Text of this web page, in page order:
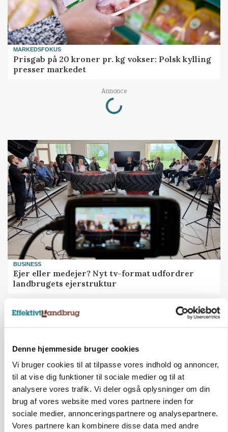
Denne hjemmeside bruger cookies
Vi bruger cookies til at tilpasse vores indhold og annoncer,
til at vise dig funktioner til sociale medier og til at
analysere vores trafik. Vi deler også oplysninger om din
brug af vores website med vores partnere inden for
sociale medier, annonceringspartnere og analysepartnere.
Vores partnere kan kombinere disse data med andre
MARKEDSFOKUS
Prisgab på 20 kroner pr. kg vokser: Polsk kylling
presser markedet
Annonce
Loading...
BUSINESS
Ejer eller medejer? Nyt tv-format udfordrer
landbrugets ejerstruktur